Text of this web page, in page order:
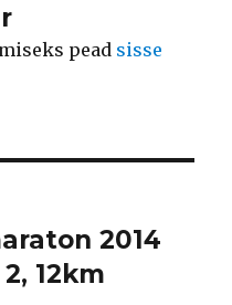
pead sisse
2014
12km